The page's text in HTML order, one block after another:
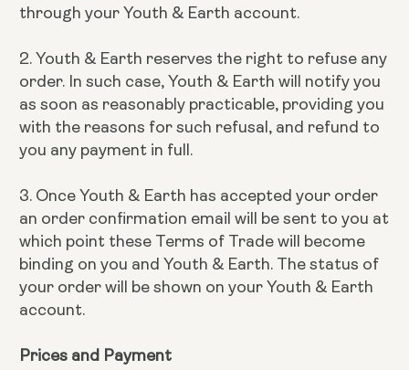
through your Youth & Earth account.
2. Youth & Earth reserves the right to refuse any
order. In such case, Youth & Earth will notify you
as soon as reasonably practicable, providing you
with the reasons for such refusal, and refund to
you any payment in full.
3. Once Youth & Earth has accepted your order
an order confirmation email will be sent to you at
which point these Terms of Trade will become
binding on you and Youth & Earth. The status of
your order will be shown on your Youth & Earth
account.
Prices and Payment